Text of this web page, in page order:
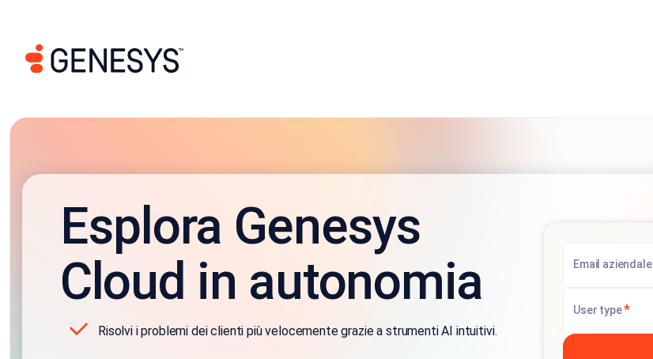
Esplora Genesys
Cloud in autonomia
Risolvi i problemi dei clienti più velocemente grazie a strumenti AI intuitivi.
Email aziendale
User type*